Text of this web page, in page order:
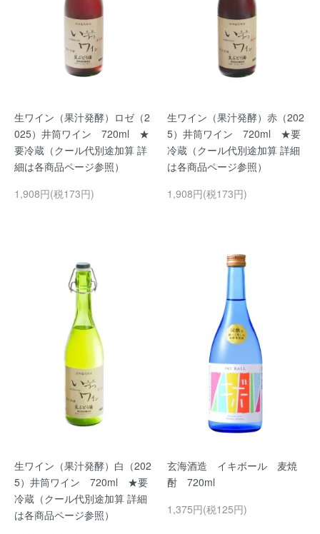
生ワイン（果汁発酵）ロゼ（2
025）井筒ワイン 720ml ★
要冷蔵（クール代別途加算 詳
細は各商品ページ参照）
1,908円(税173円)
生ワイン（果汁発酵）赤（202
5）井筒ワイン 720ml ★要
冷蔵（クール代別途加算 詳細
は各商品ページ参照）
1,908円(税173円)
生ワイン（果汁発酵）白（202
5）井筒ワイン 720ml ★要
冷蔵（クール代別途加算 詳細
は各商品ページ参照）
玄海酒造 イキボール 麦焼
酎 720ml
1,375円(税125円)